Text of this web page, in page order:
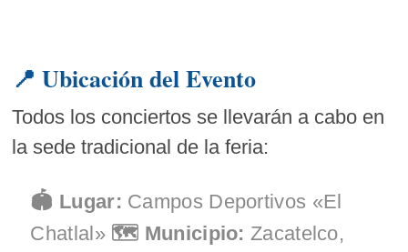
📍 Ubicación del Evento
Todos los conciertos se llevarán a cabo en
la sede tradicional de la feria:
🏟️ Lugar: Campos Deportivos «El
Chatlal» 🗺️ Municipio: Zacatelco,